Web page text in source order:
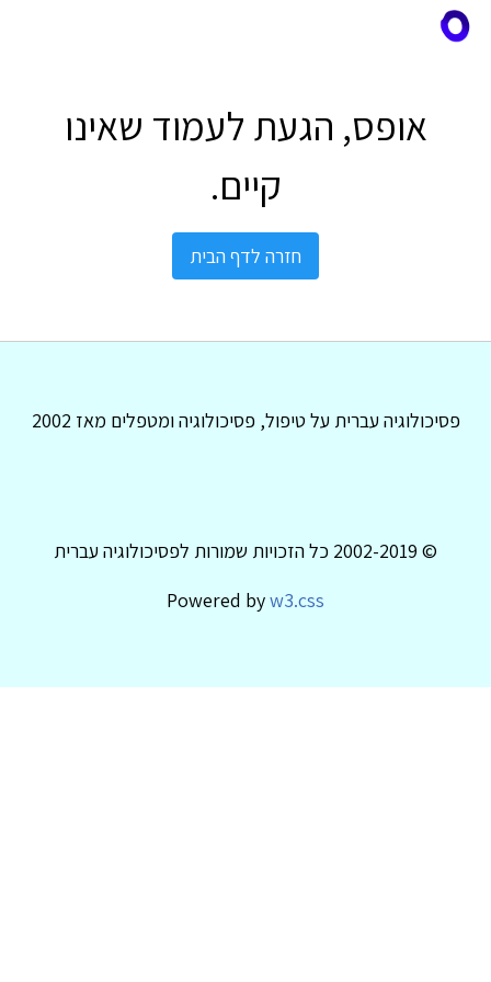
אופס, הגעת לעמוד שאינו
קיים.
חזרה לדף הבית
פסיכולוגיה עברית על טיפול, פסיכולוגיה ומטפלים מאז 2002
© 2002-2019 כל הזכויות שמורות לפסיכולוגיה עברית
Powered byw3.css